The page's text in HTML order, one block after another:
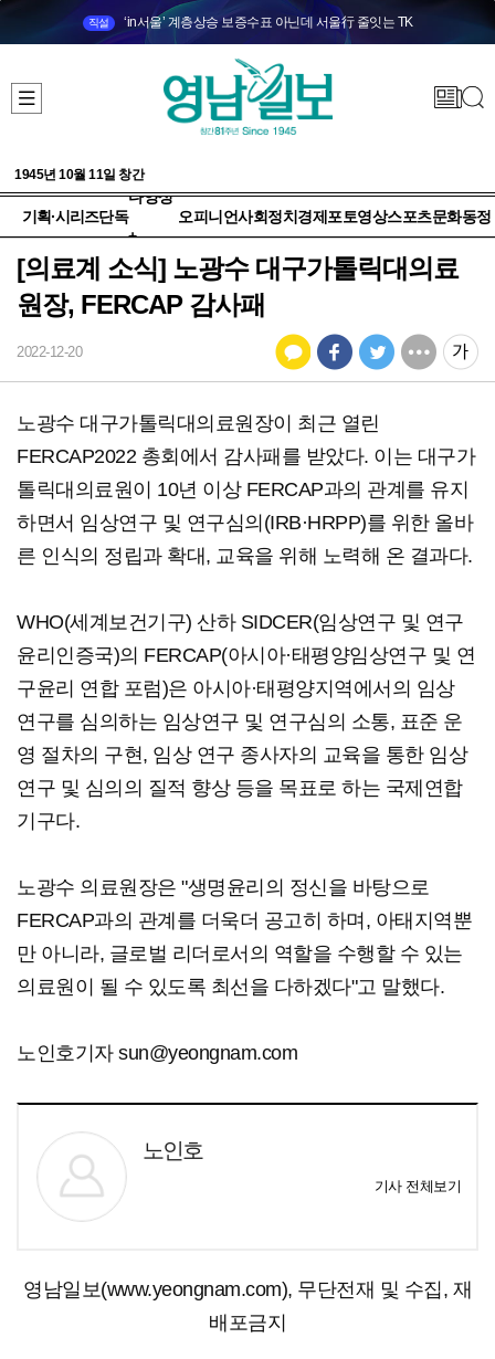
직설 ‘in서울’ 계층상승 보증수표 아닌데 서울行 줄잇는 TK
1945년 10월 11일 창간
기획·시리즈단독
다양성
+
오피니언사회정치 경제 포토영상스포츠문화동정
[의료계 소식] 노광수 대구가톨릭대의료
원장, FERCAP 감사패
2022-12-20
노광수 대구가톨릭대의료원장이 최근 열린
FERCAP2022 총회에서 감사패를 받았다. 이는 대구가
톨릭대의료원이 10년 이상 FERCAP과의 관계를 유지
하면서 임상연구 및 연구심의(IRB·HRPP)를 위한 올바
른 인식의 정립과 확대, 교육을 위해 노력해 온 결과다.
WHO(세계보건기구) 산하 SIDCER(임상연구 및 연구
윤리인증국)의 FERCAP(아시아·태평양임상연구 및 연
구윤리 연합 포럼)은 아시아·태평양지역에서의 임상
연구를 심의하는 임상연구 및 연구심의 소통, 표준 운
영 절차의 구현, 임상 연구 종사자의 교육을 통한 임상
연구 및 심의의 질적 향상 등을 목표로 하는 국제연합
기구다.
노광수 의료원장은 "생명윤리의 정신을 바탕으로
FERCAP과의 관계를 더욱더 공고히 하며, 아태지역뿐
만 아니라, 글로벌 리더로서의 역할을 수행할 수 있는
의료원이 될 수 있도록 최선을 다하겠다"고 말했다.
노인호기자 sun@yeongnam.com
노인호
기사 전체보기
영남일보(www.yeongnam.com), 무단전재 및 수집, 재
배포금지